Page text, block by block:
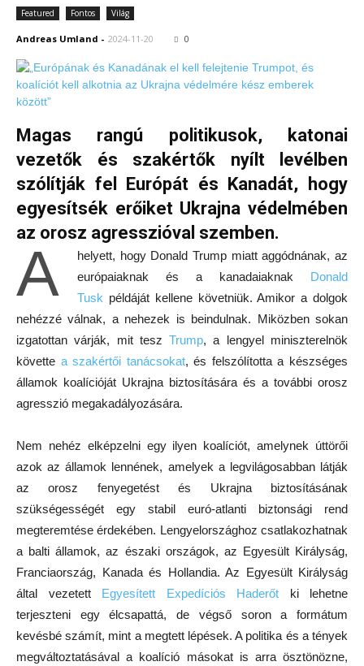
Featured Fontos Világ
Andreas Umland - 2024-11-20 0
Magas rangú politikusok, katonai
vezetők és szakértők nyílt levélben
szólítják fel Európát és Kanadát, hogy
egyesítsék erőiket Ukrajna védelmében
az orosz agresszióval szemben.
A
helyett, hogy Donald Trump miatt aggódnának, az
európaiaknak és a kanadaiaknak Donald
Tusk példáját kellene követniük. Amikor a dolgok
nehézzé válnak, a nehezek is beindulnak. Miközben sokan
izgatottan várják, mit teszTrump, a lengyel miniszterelnök
követte a szakértői tanácsokat, és felszólította a készséges
államok koalícióját Ukrajna biztosítására és a további orosz
agresszió megakadályozására.
Nem nehéz elképzelni egy ilyen koalíciót, amelynek úttörői
azok az államok lennének, amelyek a legvilágosabban látják
az orosz fenyegetést és Ukrajna biztosításának
szükségességét egy stabil euró-atlanti biztonsági rend
megteremtése érdekében. Lengyelországhoz csatlakozhatnak
a balti államok, az északi országok, az Egyesült Királyság,
Franciaország, Kanada és Hollandia. Az Egyesült Királyság
által vezetett Egyesített Expedíciós Haderőt ki lehetne
terjeszteni egy élcsapattá, de végső soron a formátum
kevésbé számít, mint a megtett lépések. A politika és a tények
megváltoztatásával a koalíció másokat is arra ösztönözne,